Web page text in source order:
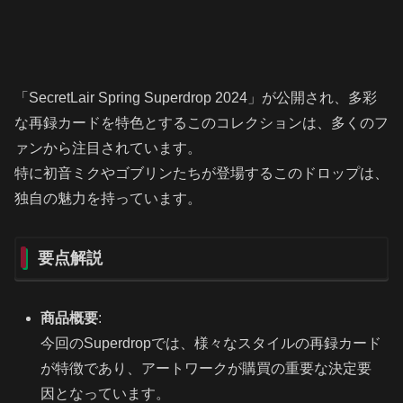
「SecretLair Spring Superdrop 2024」が公開され、多彩
な再録カードを特色とするこのコレクションは、多くのフ
ァンから注目されています。
特に初音ミクやゴブリンたちが登場するこのドロップは、
独自の魅力を持っています。
要点解説
商品概要:
今回のSuperdropでは、様々なスタイルの再録カード
が特徴であり、アートワークが購買の重要な決定要
因となっています。